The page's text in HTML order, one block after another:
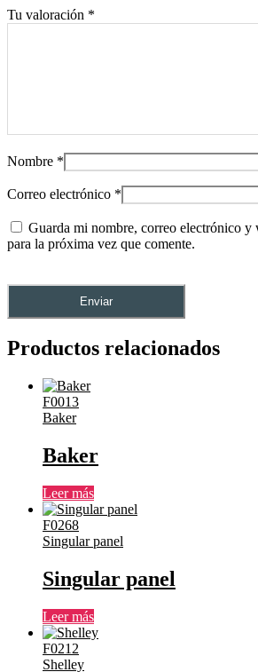
Tu valoración *
Nombre *
Correo electrónico *
Guarda mi nombre, correo electrónico y
para la próxima vez que comente.
Productos relacionados
F0013
Baker
Baker
Leer más
F0268
Singular panel
Singular panel
Leer más
F0212
Shelley